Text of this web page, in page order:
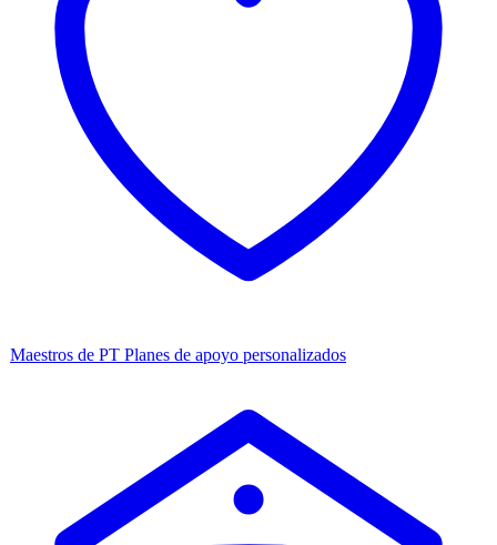
Maestros de PT Planes de apoyo personalizados